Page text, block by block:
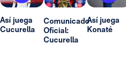
Así juega
Cucurella
Comunicado
Oficial:
Cucurella
Así juega
Konaté